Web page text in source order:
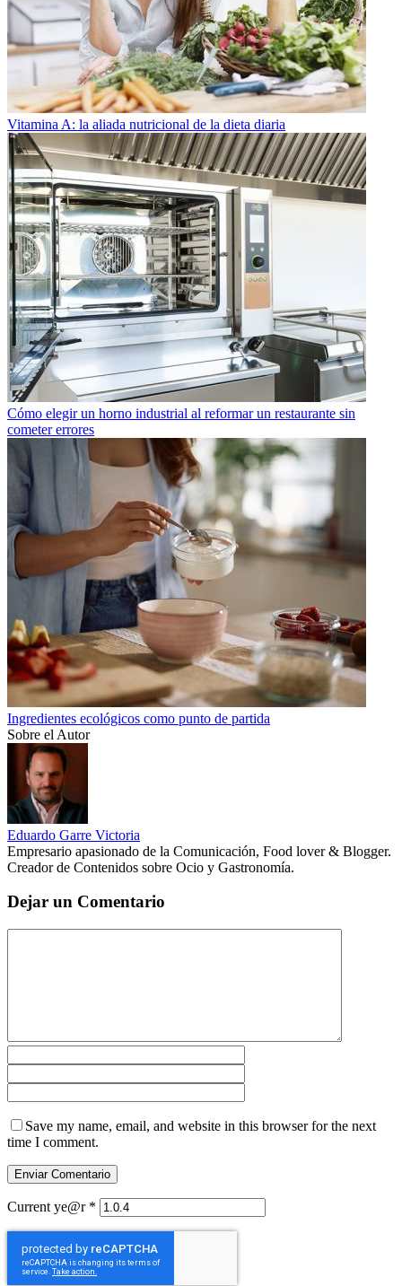
Vitamina A: la aliada nutricional de la dieta diaria
Cómo elegir un horno industrial al reformar un restaurante sin
cometer errores
Ingredientes ecológicos como punto de partida
Sobre el Autor
Eduardo Garre Victoria
Empresario apasionado de la Comunicación, Food lover & Blogger.
Creador de Contenidos sobre Ocio y Gastronomía.
Dejar un Comentario
Save my name, email, and website in this browser for the next
time I comment.
Current ye@r *